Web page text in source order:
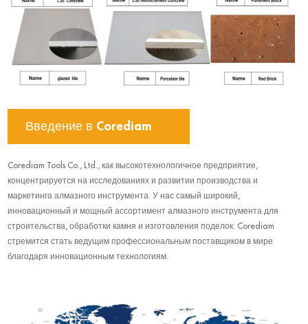
Введение в Corediam
Corediam Tools Co., Ltd., как высокотехнологичное предприятие,
концентрируется на исследованиях и развитии производства и
маркетинга алмазного инструмента. У нас самый широкий,
инновационный и мощный ассортимент алмазного инструмента для
строительства, обработки камня и изготовления поделок. Corediam
стремится стать ведущим профессиональным поставщиком в мире
благодаря инновационным технологиям.